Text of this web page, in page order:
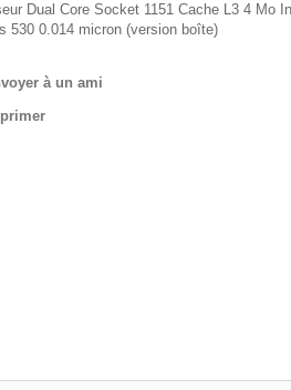
Dual Core Socket 1151 Cache L3 4 Mo
530 0.014 micron (version boîte)
à un ami